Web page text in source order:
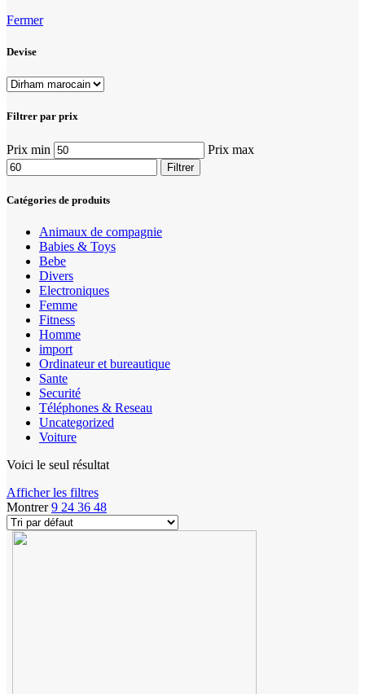
Fermer
Devise
Filtrer par prix
Prix min Prix max
Filtrer
Catégories de produits
Animaux de compagnie
Babies & Toys
Bebe
Divers
Electroniques
Femme
Fitness
Homme
import
Ordinateur et bureautique
Sante
Securité
Téléphones & Reseau
Uncategorized
Voiture
Voici le seul résultat
Afficher les filtres
Montrer9 24 36 48